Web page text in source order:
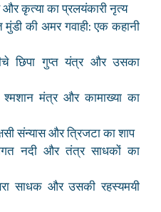
और कृत्या का प्रलयंकारी नृत्य
मुंडी की अमर गवाही: एक कहानी
छिपा गुप्त यंत्र और उसका
श्मशान मंत्र और कामाख्या का
संन्यास और त्रिजटा का शाप
नदी और तंत्र साधकों का
साधक और उसकी रहस्यमयी